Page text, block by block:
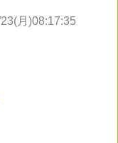
月)08:17:35